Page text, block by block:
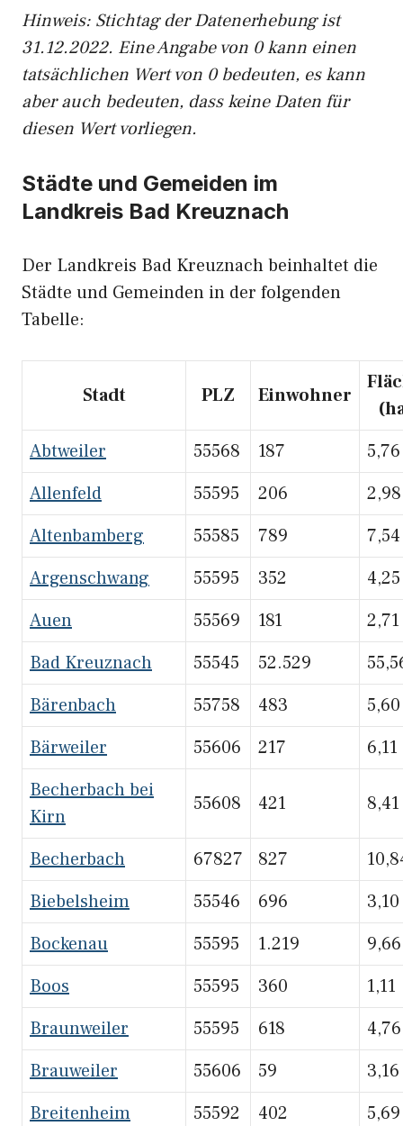
Hinweis: Stichtag der Datenerhebung ist
31.12.2022. Eine Angabe von 0 kann einen
tatsächlichen Wert von 0 bedeuten, es kann
aber auch bedeuten, dass keine Daten für
diesen Wert vorliegen.
Städte und Gemeiden im
Landkreis Bad Kreuznach
Der Landkreis Bad Kreuznach beinhaltet die
Städte und Gemeinden in der folgenden
Tabelle:
Stadt PLZ Einwohner
Abtweiler
55568 187
5,76
Allenfeld
55595 206
2,98
Altenbamberg
55585 789
7,54
Argenschwang
55595 352
4,25
Auen
55569 181
2,71
Bad Kreuznach
55545 52.529
Bärenbach
55758 483
5,60
Bärweiler
55606 217
6,11
Becherbach bei
Kirn
55608 421 8,41
Becherbach 67827 827
Biebelsheim
55546 696
3,10
Bockenau
55595 1.219
9,66
Boos
55595 360
1,11
Braunweiler
55595 618
4,76
Brauweiler
55606 59
3,16
Breitenheim
55592 402
5,69